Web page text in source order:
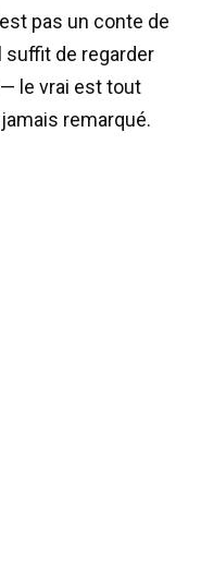
pas un conte de
suffit de regarder
le vrai est tout
remarqué.